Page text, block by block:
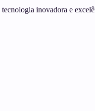
inovadora e